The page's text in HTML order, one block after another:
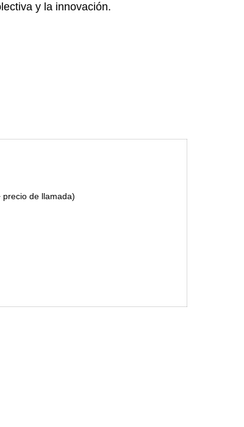
y la innovación.
de llamada)